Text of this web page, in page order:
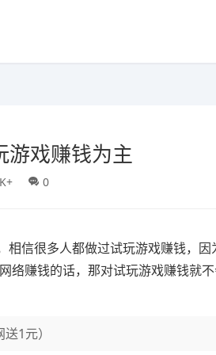
游戏赚钱为主
0
信很多人都做过试玩游戏赚钱，因
络赚钱的话，那对试玩游戏赚钱就
1元）